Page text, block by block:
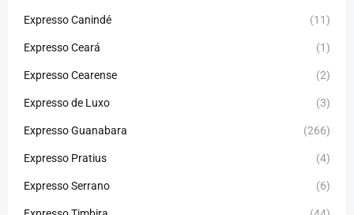
Expresso Canindé (11)
Expresso Ceará (1)
Expresso Cearense (2)
Expresso de Luxo (3)
Expresso Guanabara (266)
Expresso Pratius (4)
Expresso Serrano (6)